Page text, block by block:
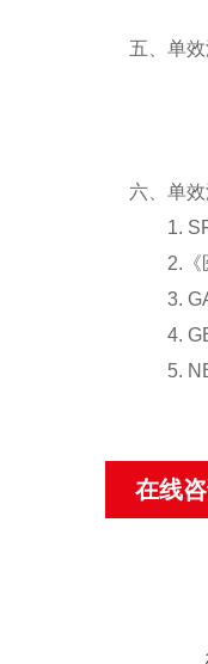
五、单
六、单
1.
2.《医
3.
4.
5. NB/
在线